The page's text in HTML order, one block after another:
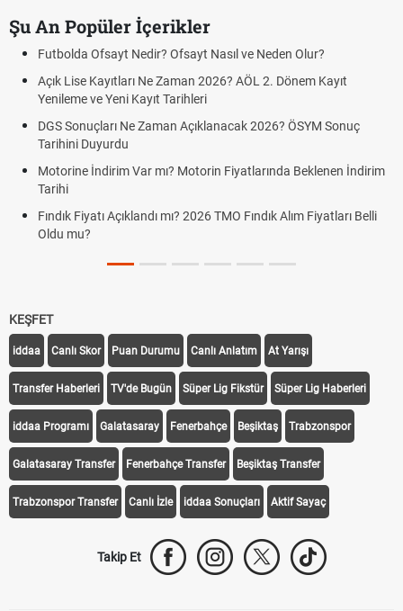
Şu An Popüler İçerikler
Futbolda Ofsayt Nedir? Ofsayt Nasıl ve Neden Olur?
Açık Lise Kayıtları Ne Zaman 2026? AÖL 2. Dönem Kayıt
Yenileme ve Yeni Kayıt Tarihleri
DGS Sonuçları Ne Zaman Açıklanacak 2026? ÖSYM Sonuç
Tarihini Duyurdu
Motorine İndirim Var mı? Motorin Fiyatlarında Beklenen İndirim
Tarihi
Fındık Fiyatı Açıklandı mı? 2026 TMO Fındık Alım Fiyatları Belli
Oldu mu?
KEŞFET
iddaa Canlı Skor Puan Durumu Canlı Anlatım At Yarışı
Transfer Haberleri TV'de Bugün Süper Lig Fikstür Süper Lig Haberleri
iddaa Programı Galatasaray Fenerbahçe Beşiktaş Trabzonspor
Galatasaray Transfer Fenerbahçe Transfer Beşiktaş Transfer
Trabzonspor Transfer Canlı İzle iddaa Sonuçları Aktif Sayaç
Takip Et